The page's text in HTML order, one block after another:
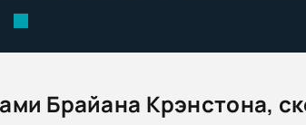
Брайана Крэнстона,